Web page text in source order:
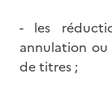
- les
annulation
de titres ;